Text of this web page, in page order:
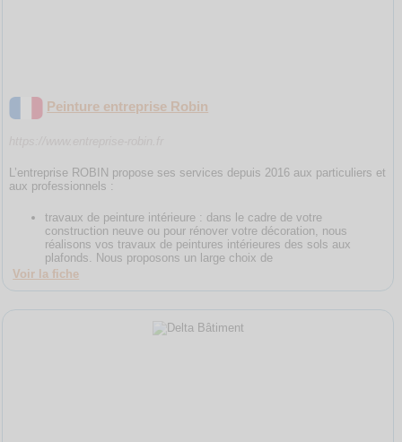
Peinture entreprise Robin
L’entreprise ROBIN propose ses services depuis 2016 aux particuliers et
aux professionnels :
travaux de peinture intérieure : dans le cadre de votre
construction neuve ou pour rénover votre décoration, nous
réalisons vos travaux de peintures intérieures des sols aux
plafonds. Nous proposons un large choix de
Voir la fiche